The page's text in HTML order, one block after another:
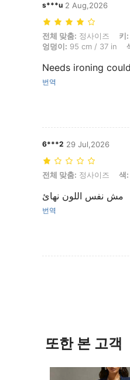
s***u 2 Aug,2026
전체 맞춤: 정사이즈, 키:
전체 맞춤: 정사이즈 키:
엉덩이: 95 cm / 37 in
Needs ironing
번역
6***2 29 Jul,2026
전체 맞춤: 정사이즈, 색: 녹
전체 맞춤: 정사이즈 색:
مش نفس اللون نهائ
번역
또한 본 고객